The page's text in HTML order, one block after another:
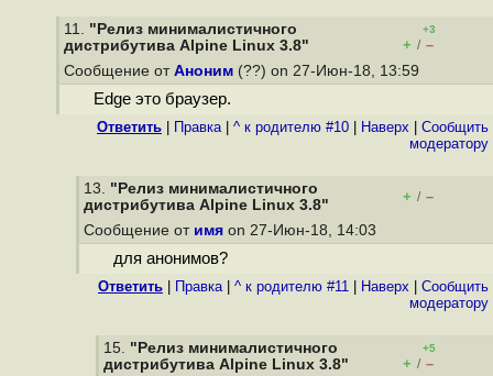
11. "Релиз минималистичного
дистрибутива Alpine Linux 3.8"
+3
+ / –
Сообщение от Аноним (??) on 27-Июн-18, 13:59
Edge это браузер.
Ответить Правка| ^ к родителю #10 Наверх
Cообщить
модератору
13. "Релиз минималистичного
дистрибутива Alpine Linux 3.8"
+ / –
Сообщение от имя on 27-Июн-18, 14:03
для анонимов?
Ответить Правка| ^ к родителю #11 Наверх
Cообщить
модератору
15. "Релиз минималистичного
дистрибутива Alpine Linux 3.8"
+5
+ / –